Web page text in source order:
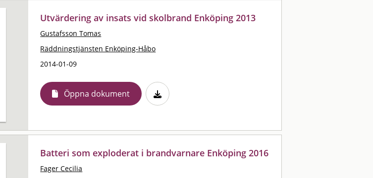
Utvärdering av insats vid skolbrand Enköping 2013
Gustafsson Tomas
Räddningstjänsten Enköping-Håbo
2014-01-09
Öppna dokument
Batteri som exploderat i brandvarnare Enköping 2016
Fager Cecilia